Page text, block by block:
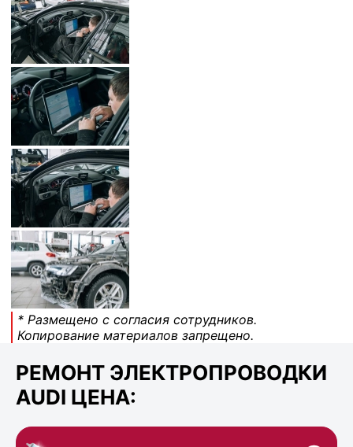
* Размещено с согласия сотрудников.
Копирование материалов запрещено.
РЕМОНТ ЭЛЕКТРОПРОВОДКИ
AUDI ЦЕНА: